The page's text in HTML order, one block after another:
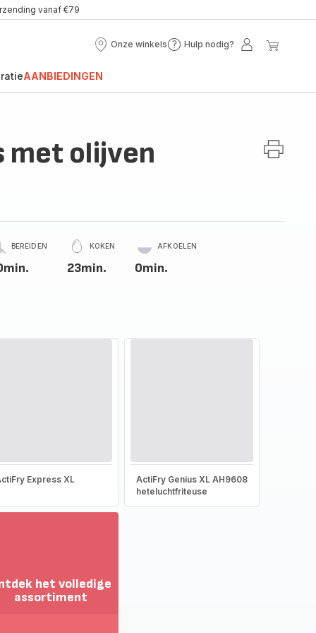
vanaf €79
Onze winkels
Onze
Hulp nodig?
Hulp
Mijn
AANBIEDINGEN
met olijven
BEREIDEN KOKEN
23min.
AFKOELEN
0min.
Express XL
ActiFry Genius XL AH9608
heteluchtfriteuse
het volledige
assortiment